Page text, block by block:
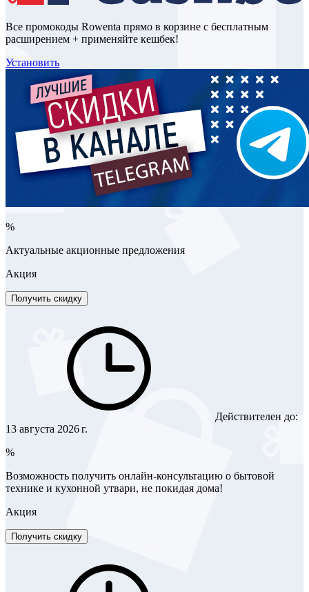
Все промокоды Rowenta прямо в корзине с бесплатным
расширением + применяйте кешбек!
Установить
%
Актуальные акционные предложения
Акция
Получить скидку
Действителен до:
13 августа 2026 г.
%
Возможность получить онлайн-консультацию о бытовой
технике и кухонной утвари, не покидая дома!
Акция
Получить скидку